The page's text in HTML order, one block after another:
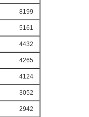
8199
5161
4432
4265
4124
3052
2942